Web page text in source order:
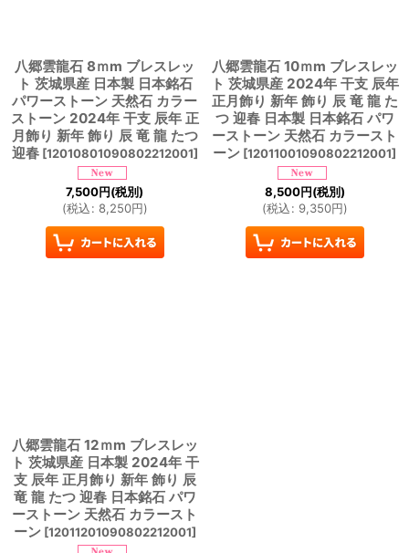
八郷雲龍石 8ｍm ブレスレッ
ト 茨城県産 日本製 日本銘石
パワーストーン 天然石 カラー
ストーン 2024年 干支 辰年 正
月飾り 新年 飾り 辰 竜 龍 たつ
迎春 [12010801090802212001]
7,500円(税別)
(税込: 8,250円)
八郷雲龍石 10ｍm ブレスレッ
ト 茨城県産 2024年 干支 辰年
正月飾り 新年 飾り 辰 竜 龍 た
つ 迎春 日本製 日本銘石 パワ
ーストーン 天然石 カラースト
ーン [12011001090802212001]
8,500円(税別)
(税込: 9,350円)
八郷雲龍石 12ｍm ブレスレッ
ト 茨城県産 日本製 2024年 干
支 辰年 正月飾り 新年 飾り 辰
竜 龍 たつ 迎春 日本銘石 パワ
ーストーン 天然石 カラースト
ーン [12011201090802212001]